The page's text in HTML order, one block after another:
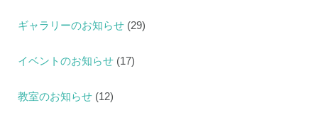
ギャラリーのお知らせ (29)
イベントのお知らせ (17)
教室のお知らせ (12)